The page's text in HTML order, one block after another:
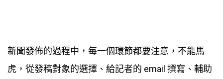
新聞發佈的過程中，每一個環節都要注意，不能馬
虎，從發稿對象的選擇、給記者的 email 撰寫、輔助